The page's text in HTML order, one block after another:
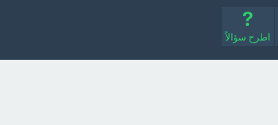
اطرح سؤالاً